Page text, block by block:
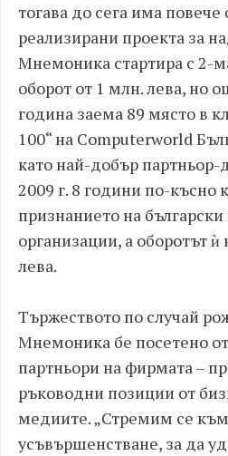
тогава до сега има
реализирани проекта за
Мнемоника стартира с 2-
оборот от 1 млн. лева, но
година заема 89 място в
100“ на Computerworld
като най-добър партньор-
2009 г. 8 години по-късно
признанието на
организации, а оборотът
лева.
Тържеството по случай
Мнемоника бе посетено
партньори на фирмата –
ръководни позиции от
медиите. „Стремим се
усъвършенстване, за да